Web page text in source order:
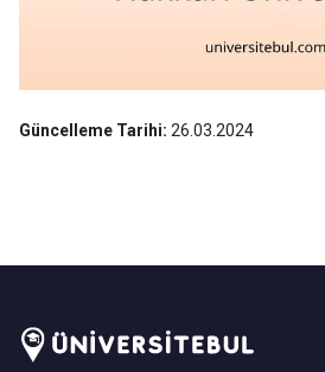
Güncelleme Tarihi: 26.03.2024